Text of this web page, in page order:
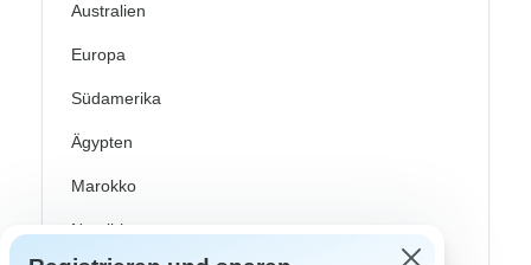
Australien
Europa
Südamerika
Ägypten
Marokko
Namibia